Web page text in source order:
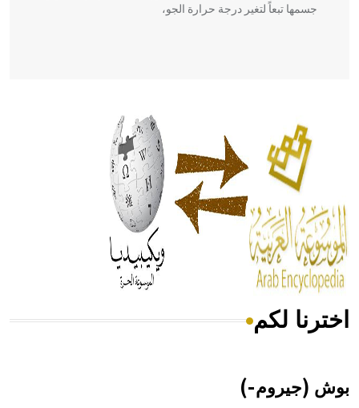
جسمها تبعاً لتغير درجة حرارة الجو،
الحكم، الأدلة، تنظيم التغذية، ورسالته في جروح الرأس. ويعود
له الفضل بأنه حرر الطب من الدين والفلسفة.
- هل تعلم أن المرجان إفراز حيواني يتكون في البحر ويتركب
من مادة كربونات الكلسيوم، وهو أحمر أو شديد الحمرة وهو
أجود أنواعه، ويمتاز بكبر الحجم ويسمى الش
هل تعلم أن الأبسيد كلمة فرنسية اللفظ تم اعتمادها مصطلحاً
اخترنا لكم
بوش (جيروم-)